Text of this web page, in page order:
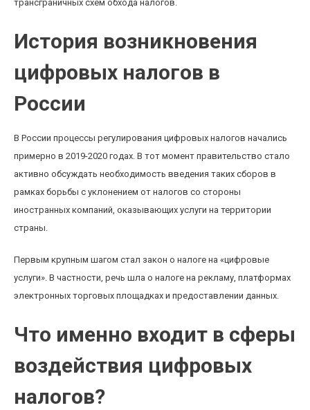
трансграничных схем обхода налогов.
История возникновения
цифровых налогов в
России
В России процессы регулирования цифровых налогов начались
примерно в 2019-2020 годах. В тот момент правительство стало
активно обсуждать необходимость введения таких сборов в
рамках борьбы с уклонением от налогов со стороны
иностранных компаний, оказывающих услуги на территории
страны.
Первым крупным шагом стал закон о налоге на «цифровые
услуги». В частности, речь шла о налоге на рекламу, платформах
электронных торговых площадках и предоставлении данных.
Что именно входит в сферы
воздействия цифровых
налогов?